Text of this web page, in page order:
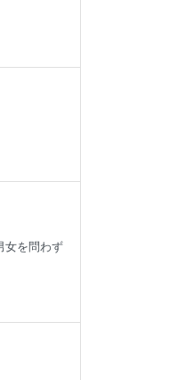
女を問わず